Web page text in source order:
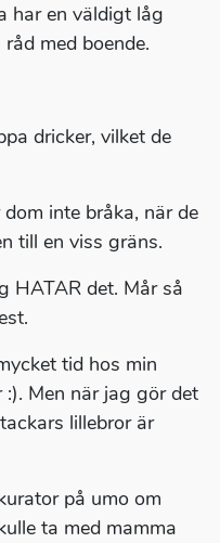
har en väldigt låg
med boende.
dricker, vilket de
inte bråka, när de
till en viss gräns.
HATAR det. Mår så
tid hos min
Men när jag gör det
lillebror är
på umo om
ta med mamma